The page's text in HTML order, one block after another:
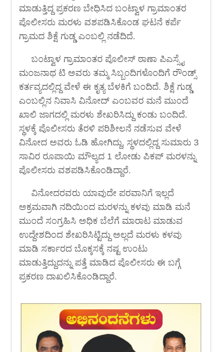
ಮಾಡುತ್ತಿದ್ದ ಪ್ರಕರಣ ಬೇಧಿಸಿದ ಬಂಟ್ವಾಳ ಗ್ರಾಮಾಂತರ
ಪೊಲೀಸರು ಮರಳು ವಶಪಡಿಸಿಕೊಂಡ ಘಟನೆ ಕರ್ಪೆ
ಗ್ರಾಮದ ಶಿಕ್ಷೆ ಗುಡ್ಡ ಎಂಬಲ್ಲಿ ನಡೆದಿದೆ.
ಬಂಟ್ವಾಳ ಗ್ರಾಮಾಂತರ ಪೊಲೀಸ್ ಠಾಣಾ ಪಿಎಸ್ಸೈ
ಮಂಜನಾಥ ಟಿ ಅವರು ತಮ್ಮ ಸಿಬ್ಬಂದಿಗಳೊಂದಿಗೆ ರೌಂಡ್ಸ್
ಕರ್ತವ್ಯದಲ್ಲಿದ್ದ ವೇಳೆ ಈ ಕೃತ್ಯ ಬೆಳಕಿಗೆ ಬಂದಿದೆ. ಶಿಕ್ಷೆ ಗುಡ್ಡ
ಎಂಬಲ್ಲಿನ ನಿವಾಸಿ ವಿನೋದ್ ಎಂಬವರ ಮನೆ ಮುಂದೆ
ಖಾಲಿ ಜಾಗದಲ್ಲಿ ಮರಳು ಶೇಖರಿಸಿದ್ದು ಕಂಡು ಬಂದಿದೆ.
ಸ್ಥಳಕ್ಕೆ ಪೊಲೀಸರು ತೆರಳಿ ಪರಿಶೀಲನೆ ನಡೆಸುವ ವೇಳೆ
ವಿನೋದ ಅವರು ಓಡಿ ಹೋಗಿದ್ದು, ಸ್ಥಳದಲ್ಲಿದ್ದ ಸುಮಾರು 3
ಸಾವಿರ ರೂಪಾಯಿ ಮೌಲ್ಯದ 1 ಲೋಡು ಪಿಕಪ್ ಮರಳನ್ನು
ಪೊಲೀಸರು ವಶಪಡಿಸಿಕೊಂಡಿದ್ದಾರೆ.
ವಿನೋದರವರು ಯಾವುದೇ ಪರವಾನಿಗೆ ಇಲ್ಲದೆ
ಅಕ್ರಮವಾಗಿ ನದಿಯಿಂದ ಮರಳನ್ನು ಕಳವು ಮಾಡಿ ಮನೆ
ಮುಂದೆ ಸಂಗ್ರಹಿಸಿ ಅಧಿಕ ಬೆಲೆಗೆ ಮಾರಾಟ ಮಾಡುವ
ಉದ್ದೇಶದಿಂದ ಶೇಖರಿಸಿಟ್ಟಿದ್ದು ಅಲ್ಲದೆ ಮರಳು ಕಳವು
ಮಾಡಿ ಸರ್ಕಾರದ ಬೊಕ್ಕಸಕ್ಕೆ ನಷ್ಟ ಉಂಟು
ಮಾಡುತ್ತಿದ್ದುದನ್ನು ಪತ್ತೆ ಮಾಡಿದ ಪೊಲೀಸರು ಈ ಬಗ್ಗೆ
ಪ್ರಕರಣ ದಾಖಲಿಸಿಕೊಂಡಿದ್ದಾರೆ.